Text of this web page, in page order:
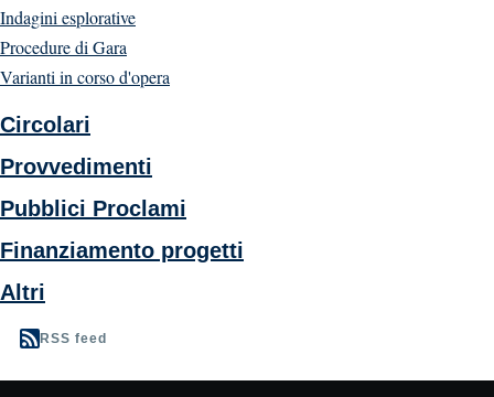
Indagini esplorative
Procedure di Gara
Varianti in corso d'opera
Circolari
Provvedimenti
Pubblici Proclami
Finanziamento progetti
Altri
RSS feed